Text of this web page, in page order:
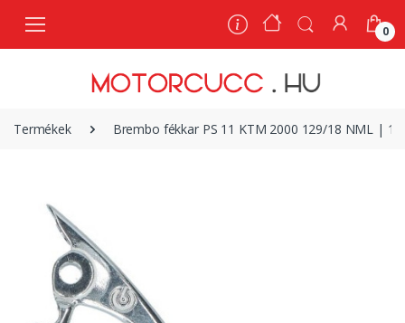
0
Termékek Brembo fékkar PS 11 KTM 2000 129/18 NML |
0